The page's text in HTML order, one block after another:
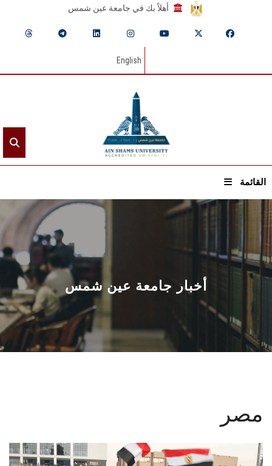
أهلاً بك في جامعة عين شمس
English
القائمة
الرئيسيـة
عن الجامعة
القطاعـات
الشئون الأكاديمية
البحث العلمي
الأنظمة الذكية
أخبار جامعة عين شمس
مصر